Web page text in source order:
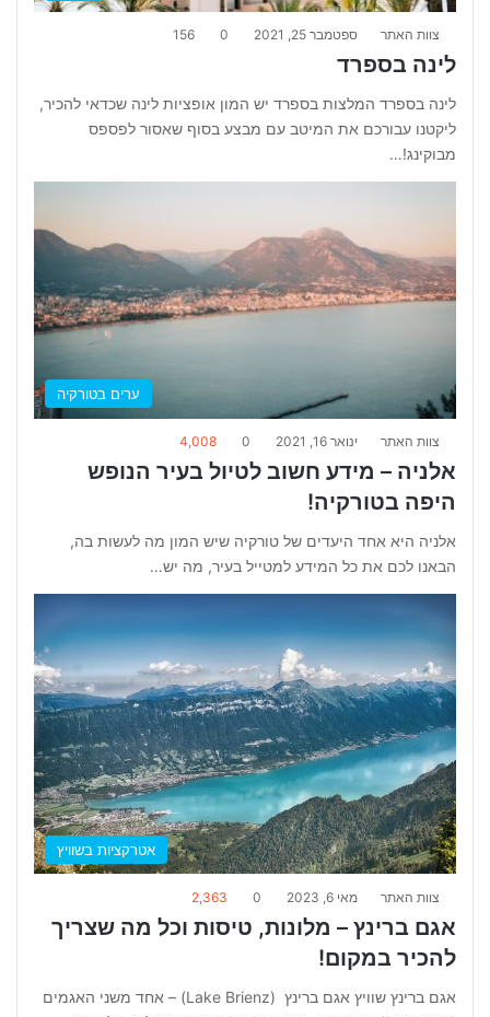
צוות האתר ספטמבר 25, 2021 0
156
לינה בספרד
לינה בספרד המלצות בספרד יש המון אופציות לינה שכדאי להכיר,
ליקטנו עבורכם את המיטב עם מבצע בסוף שאסור לפספס
מבוקינג!…
ערים בטורקיה
צוות האתר ינואר 16, 2021 0
4,008
אלניה – מידע חשוב לטיול בעיר הנופש
היפה בטורקיה!
אלניה היא אחד היעדים של טורקיה שיש המון מה לעשות בה,
הבאנו לכם את כל המידע למטייל בעיר, מה יש…
אטרקציות בשוויץ
צוות האתר מאי 6, 2023 0
2,363
אגם ברינץ – מלונות, טיסות וכל מה שצריך
להכיר במקום!
אגם ברינץ שוויץ אגם ברינץ (Lake Brienz) – אחד משני האגמים